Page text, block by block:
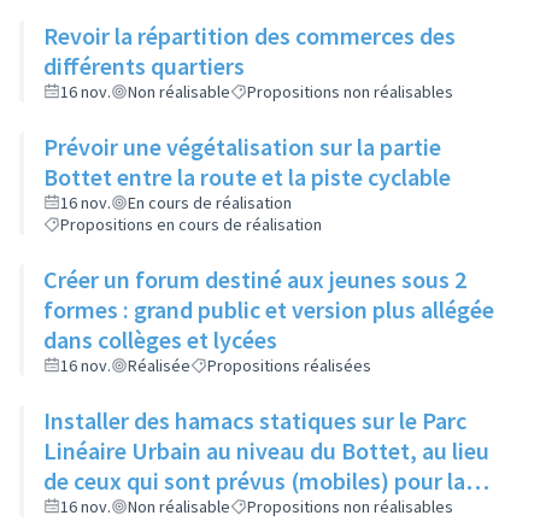
Revoir la répartition des commerces des
différents quartiers
16 nov. Non réalisable Propositions non réalisables
Prévoir une végétalisation sur la partie
Bottet entre la route et la piste cyclable
16 nov.
En cours de réalisation
Propositions en cours de réalisation
Créer un forum destiné aux jeunes sous 2
formes : grand public et version plus allégée
dans collèges et lycées
16 nov. Réalisée Propositions réalisées
Installer des hamacs statiques sur le Parc
Linéaire Urbain au niveau du Bottet, au lieu
de ceux qui sont prévus (mobiles) pour la
limiter la dangerosité
16 nov. Non réalisable Propositions non réalisables